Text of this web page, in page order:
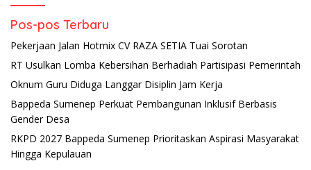
Pos-pos Terbaru
Pekerjaan Jalan Hotmix CV RAZA SETIA Tuai Sorotan
RT Usulkan Lomba Kebersihan Berhadiah Partisipasi Pemerintah
Oknum Guru Diduga Langgar Disiplin Jam Kerja
Bappeda Sumenep Perkuat Pembangunan Inklusif Berbasis
Gender Desa
RKPD 2027 Bappeda Sumenep Prioritaskan Aspirasi Masyarakat
Hingga Kepulauan